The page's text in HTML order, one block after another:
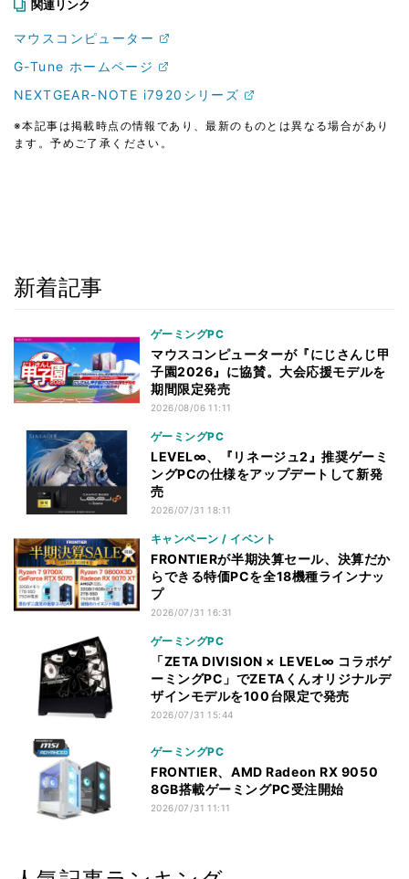
関連リンク
マウスコンピューター
G-Tune ホームページ
NEXTGEAR-NOTE i7920シリーズ
※本記事は掲載時点の情報であり、最新のものとは異なる場合があり
ます。予めご了承ください。
新着記事
ゲーミングPC
マウスコンピューターが『にじさんじ甲
子園2026』に協賛。大会応援モデルを
期間限定発売
2026/08/06 11:11
ゲーミングPC
LEVEL∞、『リネージュ2』推奨ゲーミ
ングPCの仕様をアップデートして新発
売
2026/07/31 18:11
キャンペーン / イベント
FRONTIERが半期決算セール、決算だか
らできる特価PCを全18機種ラインナッ
プ
2026/07/31 16:31
ゲーミングPC
「ZETA DIVISION × LEVEL∞ コラボゲ
ーミングPC」でZETAくんオリジナルデ
ザインモデルを100台限定で発売
2026/07/31 15:44
ゲーミングPC
FRONTIER、AMD Radeon RX 9050
8GB搭載ゲーミングPC受注開始
2026/07/31 11:11